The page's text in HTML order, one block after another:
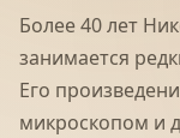
Более 40 лет
занимается
Его
микроскопом и